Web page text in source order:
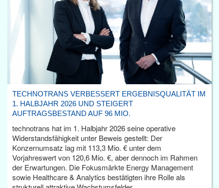
TECHNOTRANS VERBESSERT ERGEBNISQUALITÄT IM
1. HALBJAHR 2026 UND STEIGERT
AUFTRAGSBESTAND AUF 96 MIO.
technotrans hat im 1. Halbjahr 2026 seine operative
Widerstandsfähigkeit unter Beweis gestellt: Der
Konzernumsatz lag mit 113,3 Mio. € unter dem
Vorjahreswert von 120,6 Mio. €, aber dennoch im Rahmen
der Erwartungen. Die Fokusmärkte Energy Management
sowie Healthcare & Analytics bestätigten ihre Rolle als